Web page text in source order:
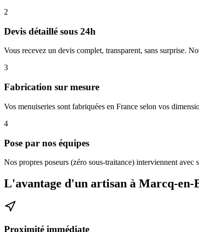
2
Devis détaillé sous 24h
Vous recevez un devis complet, transparent, sans surprise.
3
Fabrication sur mesure
Vos menuiseries sont fabriquées en France selon vos
4
Pose par nos équipes
Nos propres poseurs (zéro sous-traitance) interviennent
L'avantage d'un artisan à Marcq-
Proximité immédiate